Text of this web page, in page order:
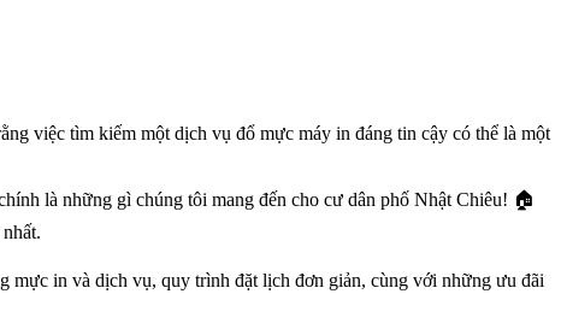
việc tìm kiếm một dịch vụ đổ mực máy in đáng tin cậy có thể là một
là những gì chúng tôi mang đến cho cư dân phố Nhật Chiêu! 🏠
mực in và dịch vụ, quy trình đặt lịch đơn giản, cùng với những ưu đãi